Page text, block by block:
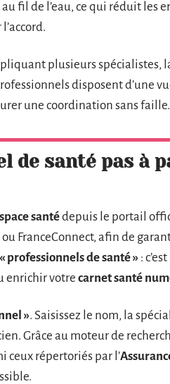
au fil de l’eau, ce qui réduit les
plusieurs spécialistes,
disposent d’une
une coordination sans faille.
santé pas à
santédepuis le portail
FranceConnect, afin de
« professionnels de santé » :
enrichir votre carnet santé
». Saisissez le nom, la
Grâce au moteur de
répertoriés par l’